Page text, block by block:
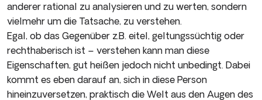
anderer rational zu analysieren und zu werten, sondern
vielmehr um die Tatsache, zu verstehen.
Egal, ob das Gegenüber z.B. eitel, geltungssüchtig oder
rechthaberisch ist – verstehen kann man diese
Eigenschaften, gut heißen jedoch nicht unbedingt. Dabei
kommt es eben darauf an, sich in diese Person
hineinzuversetzen, praktisch die Welt aus den Augen des